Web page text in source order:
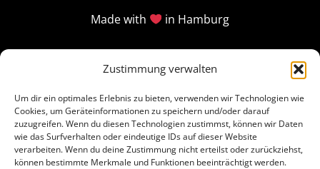
Zustimmung verwalten
Um dir ein optimales Erlebnis zu bieten, verwenden wir Technologien wie
Cookies, um Geräteinformationen zu speichern und/oder darauf
zuzugreifen. Wenn du diesen Technologien zustimmst, können wir Daten
wie das Surfverhalten oder eindeutige IDs auf dieser Website
verarbeiten. Wenn du deine Zustimmung nicht erteilst oder zurückziehst,
können bestimmte Merkmale und Funktionen beeinträchtigt werden.
Made with in Hamburg